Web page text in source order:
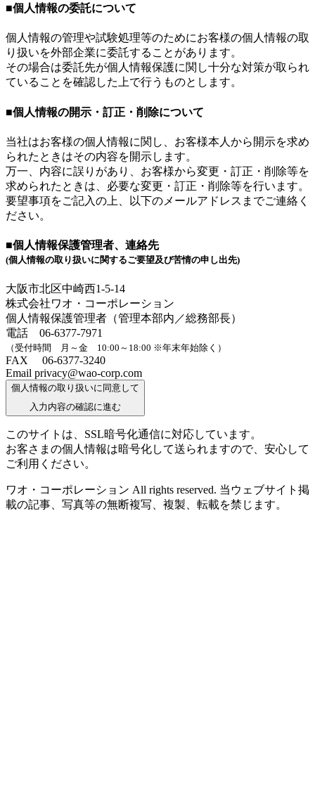
■個人情報の委託について
個人情報の管理や試験処理等のためにお客様の個人情報の取
り扱いを外部企業に委託することがあります。
その場合は委託先が個人情報保護に関し十分な対策が取られ
ていることを確認した上で行うものとします。
■個人情報の開示・訂正・削除について
当社はお客様の個人情報に関し、お客様本人から開示を求め
られたときはその内容を開示します。
万一、内容に誤りがあり、お客様から変更・訂正・削除等を
求められたときは、必要な変更・訂正・削除等を行います。
要望事項をご記入の上、以下のメールアドレスまでご連絡く
ださい。
■個人情報保護管理者、連絡先
(個人情報の取り扱いに関するご要望及び苦情の申し出先)
大阪市北区中崎西1-5-14
株式会社ワオ・コーポレーション
個人情報保護管理者（管理本部内／総務部長）
電話 06-6377-7971
（受付時間 月～金 10:00～18:00 ※年末年始除く）
FAX 06-6377-3240
Email privacy@wao-corp.com
個人情報の取り扱いに同意して
入力内容の確認に進む
このサイトは、SSL暗号化通信に対応しています。
お客さまの個人情報は暗号化して送られますので、安心して
ご利用ください。
ワオ・コーポレーション All rights reserved. 当ウェブサイト掲
載の記事、写真等の無断複写、複製、転載を禁じます。